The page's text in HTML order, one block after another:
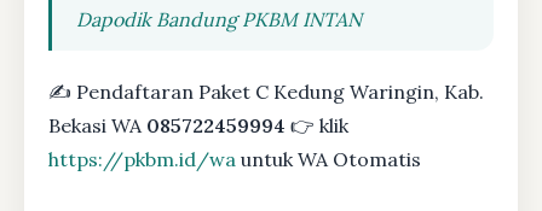
Dapodik Bandung PKBM INTAN
✍ Pendaftaran Paket C Kedung Waringin, Kab.
Bekasi WA 085722459994 👉 klik
https://pkbm.id/wa untuk WA Otomatis